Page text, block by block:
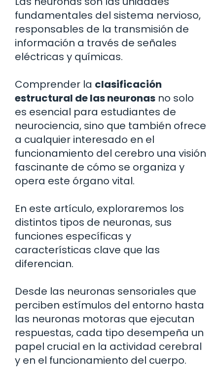
fundamentales del sistema nervioso,
responsables de la transmisión de
información a través de señales
eléctricas y químicas.
Comprender la clasificación
estructural de las neuronas no solo
es esencial para estudiantes de
neurociencia, sino que también ofrece
a cualquier interesado en el
funcionamiento del cerebro una visión
fascinante de cómo se organiza y
opera este órgano vital.
En este artículo, exploraremos los
distintos tipos de neuronas, sus
funciones específicas y
características clave que las
diferencian.
Desde las neuronas sensoriales que
perciben estímulos del entorno hasta
las neuronas motoras que ejecutan
respuestas, cada tipo desempeña un
papel crucial en la actividad cerebral
y en el funcionamiento del cuerpo.